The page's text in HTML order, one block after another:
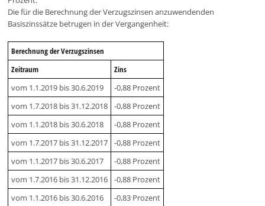
Die für die Berechnung der Verzugszinsen anzuwendenden
Basiszinssätze betrugen in der Vergangenheit:
Berechnung der Verzugszinsen
Zeitraum
Zins
vom 1.1.2019 bis 30.6.2019
-0,88 Prozent
vom 1.7.2018 bis 31.12.2018
-0,88 Prozent
vom 1.1.2018 bis 30.6.2018
-0,88 Prozent
vom 1.7.2017 bis 31.12.2017
-0,88 Prozent
vom 1.1.2017 bis 30.6.2017
-0,88 Prozent
vom 1.7.2016 bis 31.12.2016
-0,88 Prozent
vom 1.1.2016 bis 30.6.2016
-0,83 Prozent